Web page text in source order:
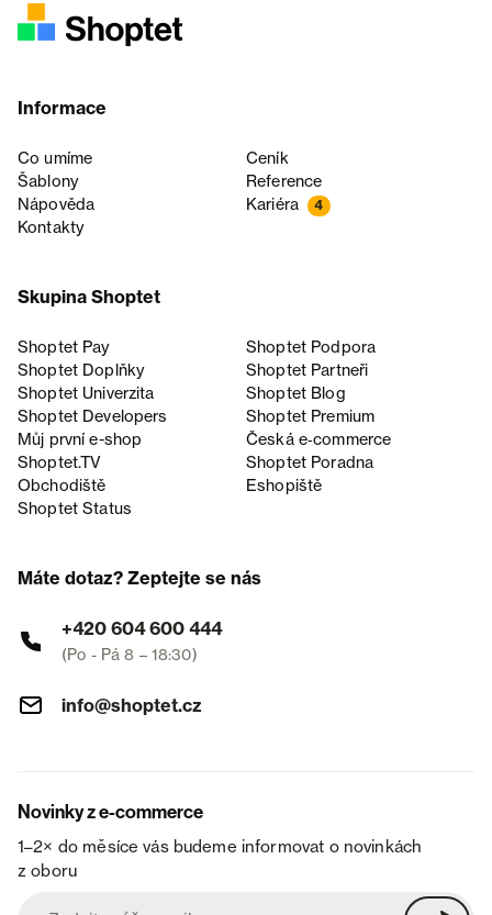
Informace
Co umíme
Ceník
Šablony
Reference
Nápověda
Kariéra 4
Kontakty
Skupina Shoptet
Shoptet Pay
Shoptet Podpora
Shoptet Doplňky
Shoptet Partneři
Shoptet Univerzita
Shoptet Blog
Shoptet Developers
Shoptet Premium
Můj první e-shop
Česká e‑commerce
Shoptet.TV
Shoptet Poradna
Obchodiště
Eshopiště
Shoptet Status
Máte dotaz? Zeptejte se nás
+420 604 600 444
(Po - Pá 8 – 18:30)
info@shoptet.cz
Novinky z e-commerce
1–2× do měsíce vás budeme informovat o novinkách
z oboru